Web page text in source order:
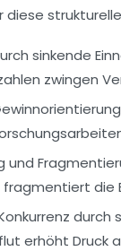
diese
sinkende
zwingen
und
fragmentiert die
erhöht Druck